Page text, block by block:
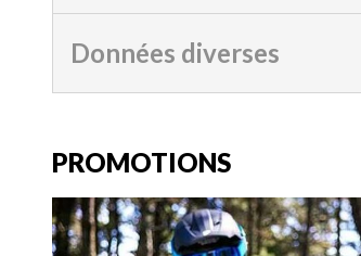
Données diverses
PROMOTIONS